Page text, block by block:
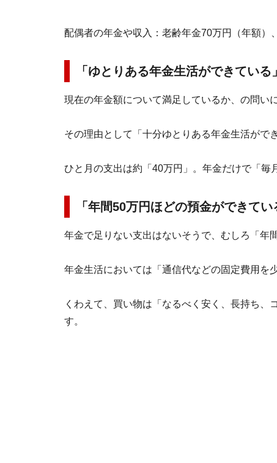
配偶者の年金や収入：老齢年金70万円（年額）
「ゆとりある年金生活ができている」
現在の年金額について満足しているか、の問い
その理由として「十分ゆとりある年金生活がで
ひと月の支出は約「40万円」。年金だけで「毎
「年間50万円ほどの預金ができてい
年金で足りない支出はないそうで、むしろ「年
年金生活においては「通信代などの固定費用を
くわえて、買い物は「なるべく安く、長持ち、
す。